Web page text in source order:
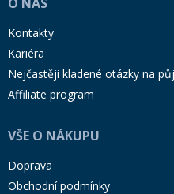
Kontakty
Kariéra
Nejčastěji kladené otázky na
Affiliate program
VŠE O NÁKUPU
Doprava
Obchodní podmínky